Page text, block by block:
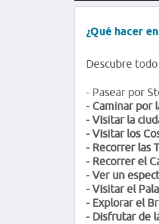
¿Qué hacer
Descubre
- Pasear por
- Caminar por
- Visitar la
- Visitar los
- Recorrer las
- Recorrer el
- Ver un
- Visitar el
- Explorar el
- Disfrutar de